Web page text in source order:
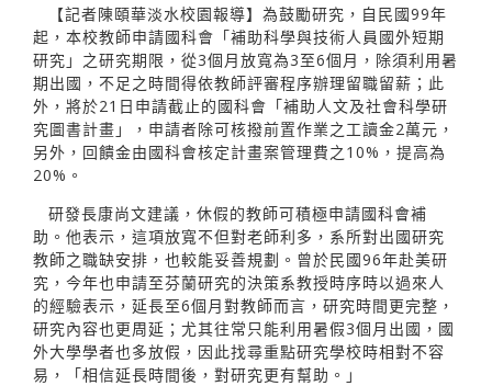
【記者陳頤華淡水校園報導】為鼓勵研究，自民國99年
起，本校教師申請國科會「補助科學與技術人員國外短期
研究」之研究期限，從3個月放寬為3至6個月，除須利用暑
期出國，不足之時間得依教師評審程序辦理留職留薪；此
外，將於21日申請截止的國科會「補助人文及社會科學研
究圖書計畫」，申請者除可核撥前置作業之工讀金2萬元，
另外，回饋金由國科會核定計畫案管理費之10%，提高為
20%。
研發長康尚文建議，休假的教師可積極申請國科會補
助。他表示，這項放寬不但對老師利多，系所對出國研究
教師之職缺安排，也較能妥善規劃。曾於民國96年赴美研
究，今年也申請至芬蘭研究的決策系教授時序時以過來人
的經驗表示，延長至6個月對教師而言，研究時間更完整，
研究內容也更周延；尤其往常只能利用暑假3個月出國，國
外大學學者也多放假，因此找尋重點研究學校時相對不容
易，「相信延長時間後，對研究更有幫助。」